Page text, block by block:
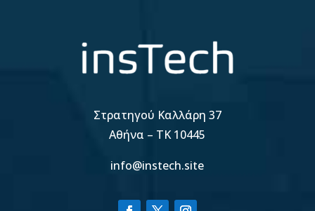
Στρατηγού Καλλάρη 37
Αθήνα – TK 10445
info@instech.site
βέλτιστη εμπειρία πλοήγησης στον ιστότοπό μας.